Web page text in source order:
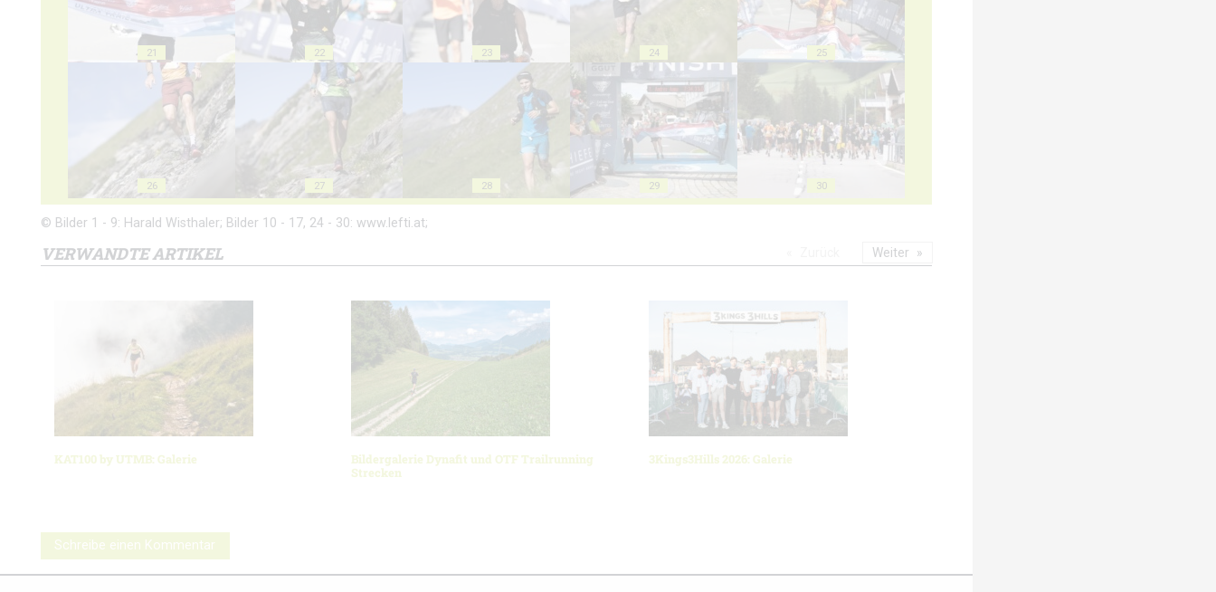
21 22 23 24 25
26 27 28 29 30
© Bilder 1 - 9: Harald Wisthaler; Bilder 10 - 17, 24 - 30: www.lefti.at;
VERWANDTE ARTIKEL
KAT100 by UTMB: Galerie
Bildergalerie Dynafit und OTF Trailrunning
Strecken
3Kings3Hills 2026: Galerie
Weiter
Schreibe einen Kommentar